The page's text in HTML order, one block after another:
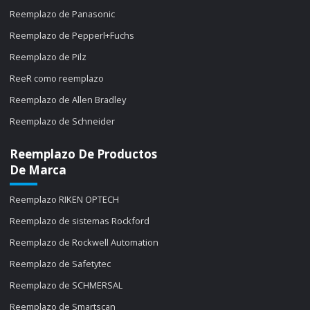
Reemplazo de Panasonic
Reemplazo de Pepperl+Fuchs
Reemplazo de Pilz
ReeR como reemplazo
Reemplazo de Allen Bradley
Reemplazo de Schneider
Reemplazo De Productos
De Marca
Reemplazo RIKEN OPTECH
Reemplazo de sistemas Rockford
Reemplazo de Rockwell Automation
Reemplazo de Safetytec
Reemplazo de SCHMERSAL
Reemplazo de Smartscan